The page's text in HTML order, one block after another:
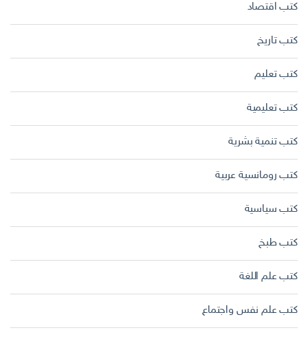
كتب اقتصاد
كتب تاريخ
كتب تعليم
كتب تعليمية
كتب تنمية بشرية
كتب رومانسية عربية
كتب سياسية
كتب طبخ
كتب علم اللغة
كتب علم نفس واجتماع